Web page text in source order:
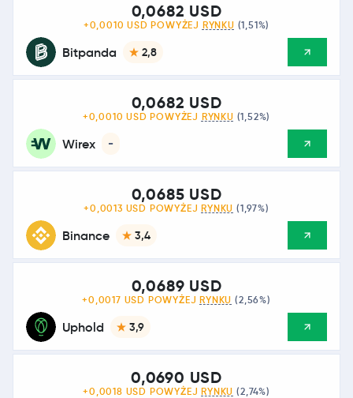
Bitpanda 2,8
0,0682 USD
+0,0010 USD POWYŻEJ RYNKU (1,51%)
Wirex -
0,0682 USD
+0,0010 USD POWYŻEJ RYNKU (1,52%)
Binance 3,4
0,0685 USD
+0,0013 USD POWYŻEJ RYNKU (1,97%)
Uphold 3,9
0,0689 USD
+0,0017 USD POWYŻEJ RYNKU (2,56%)
0,0690 USD
+0,0018 USD POWYŻEJ RYNKU (2,74%)